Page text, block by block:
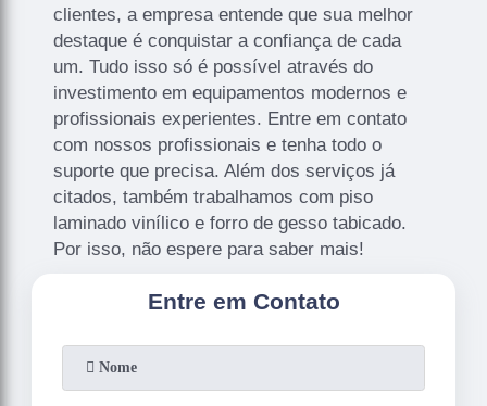
clientes, a empresa entende que sua melhor
destaque é conquistar a confiança de cada
um. Tudo isso só é possível através do
investimento em equipamentos modernos e
profissionais experientes. Entre em contato
com nossos profissionais e tenha todo o
suporte que precisa. Além dos serviços já
citados, também trabalhamos com piso
laminado vinílico e forro de gesso tabicado.
Por isso, não espere para saber mais!
Entre em Contato